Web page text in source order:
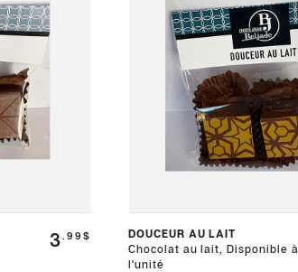
3.99$
DOUCEUR AU LAIT
Chocolat au lait, Disponible à
l'unité